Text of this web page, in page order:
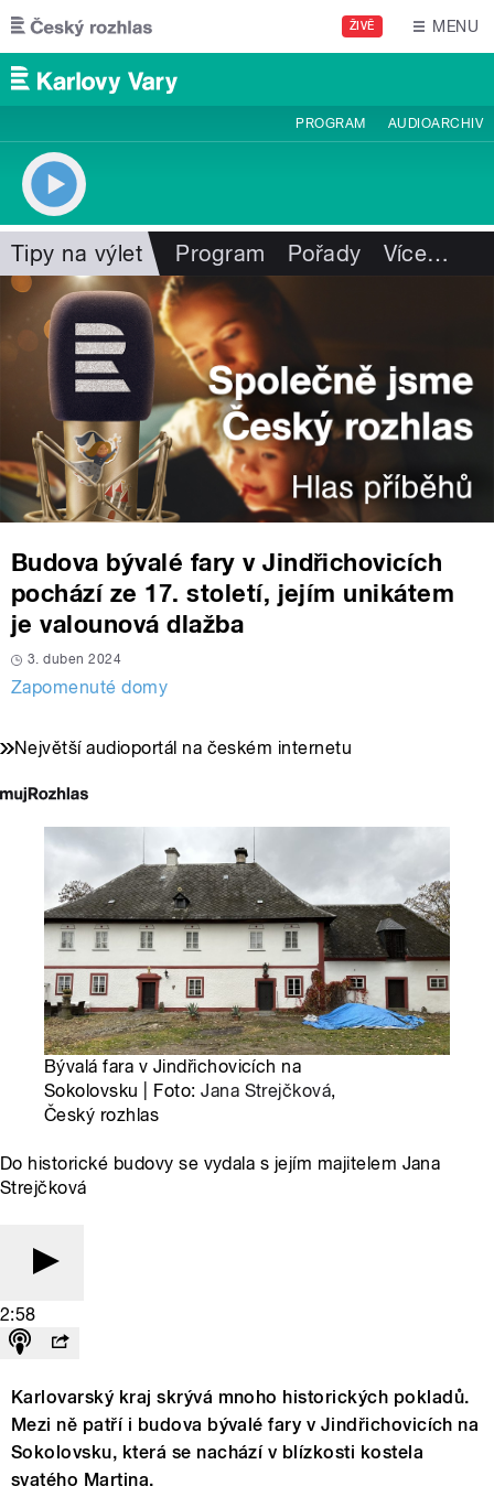
Přejít k hlavnímu obsahu
ŽIVĚ MENU
PROGRAM AUDIOARCHIV
Tipy na výlet Program Pořady Více…
Budova bývalé fary v Jindřichovicích
pochází ze 17. století, jejím unikátem
je valounová dlažba
3. duben 2024
Zapomenuté domy
Největší audioportál na českém internetu
Bývalá fara v Jindřichovicích na
Sokolovsku | Foto:Jana Strejčková,
Český rozhlas
Do historické budovy se vydala s jejím majitelem Jana
Strejčková
2:58
Karlovarský kraj skrývá mnoho historických pokladů.
Mezi ně patří i budova bývalé fary v Jindřichovicích na
Sokolovsku, která se nachází v blízkosti kostela
svatého Martina.